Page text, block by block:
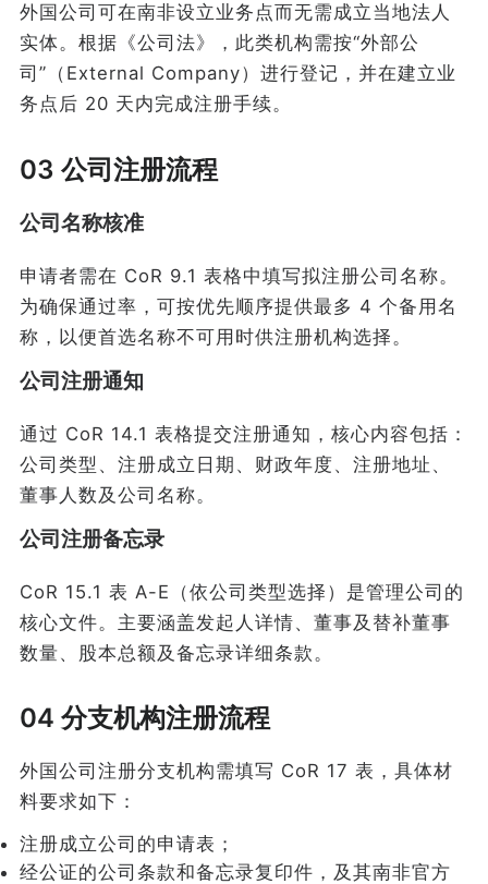
外国公司可在南非设立业务点而无需成立当地法人
实体。根据《公司法》，此类机构需按“外部公
司”（External Company）进行登记，并在建立业
务点后 20 天内完成注册手续。
03 公司注册流程
公司名称核准
申请者需在 CoR 9.1 表格中填写拟注册公司名称。
为确保通过率，可按优先顺序提供最多 4 个备用名
称，以便首选名称不可用时供注册机构选择。
公司注册通知
通过 CoR 14.1 表格提交注册通知，核心内容包括：
公司类型、注册成立日期、财政年度、注册地址、
董事人数及公司名称。
公司注册备忘录
CoR 15.1 表 A-E（依公司类型选择）是管理公司的
核心文件。主要涵盖发起人详情、董事及替补董事
数量、股本总额及备忘录详细条款。
04 分支机构注册流程
外国公司注册分支机构需填写 CoR 17 表，具体材
料要求如下：
注册成立公司的申请表；
经公证的公司条款和备忘录复印件，及其南非官方